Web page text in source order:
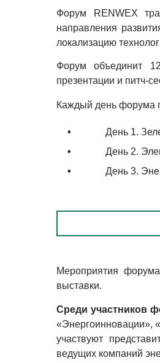
Форум RENWEX
направле­ния
локализа­цию
Форум объединит
презента­ции и питч-​
Каждый день форума
•
День 1.
•
День 2.
•
День 3.
Мероприятия
выставки.
Среди участников
«Энергоинновации»,
участвуют
ведущих компаний